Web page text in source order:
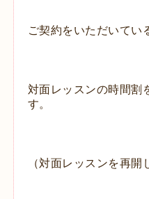
ご契約をいただいてい
対面レッスンの時間割
す。
（対面レッスンを再開